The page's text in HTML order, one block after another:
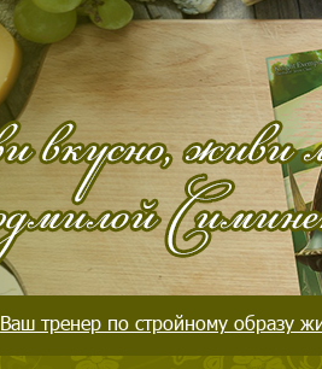
Ваш тренер по стройному образу